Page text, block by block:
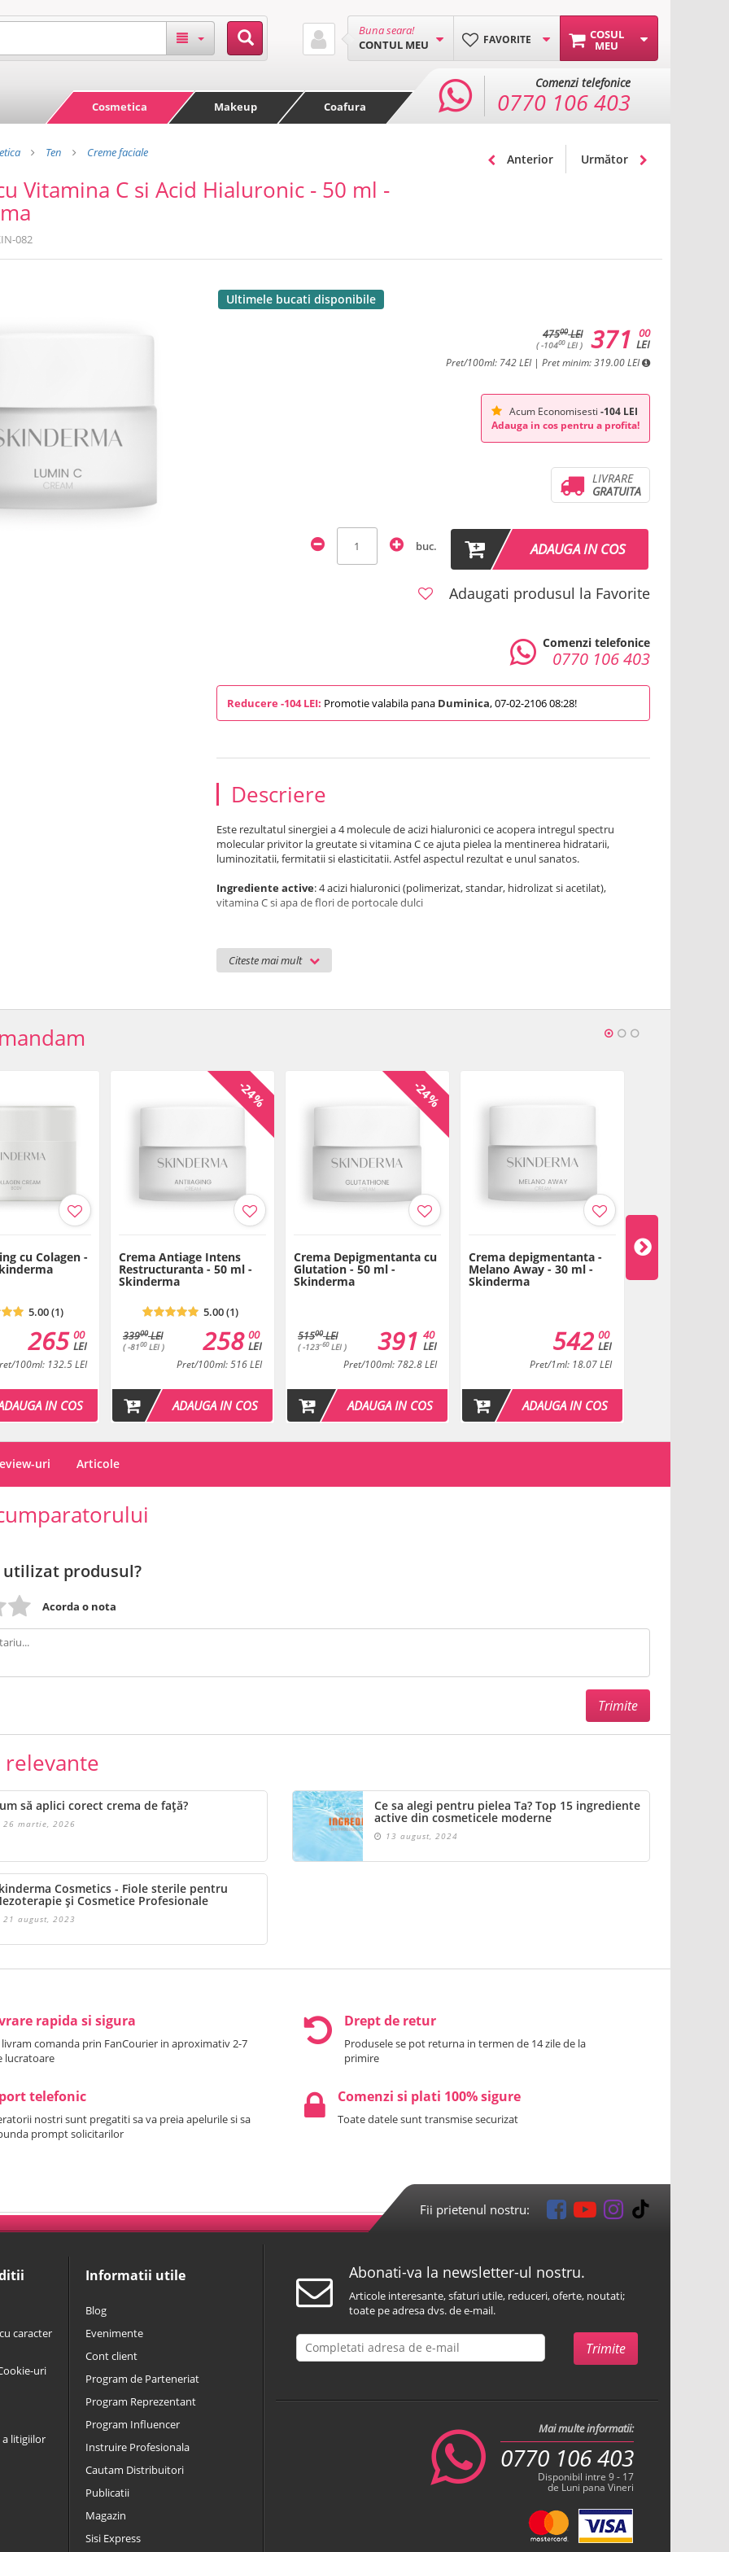
COSUL
MEU
FAVORITE
Buna seara!
CONTUL MEU
Cosmetica Makeup Coafura
Comenzi telefonice
0770 106 403
Ten Creme faciale
Vitamina C si Acid Hialuronic - 50 ml -
082
Anterior Următor
Ultimele bucati disponibile
47500LEI
( -10400LEI )
00
LEI
371
Pret/100ml: 742 LEI | Pret minim: 319.00 LEI
Acum Economisesti -104 LEI
Adauga in cos pentru a profita!
LIVRARE
GRATUITA
buc. ADAUGA IN COS
Adaugati produsul la Favorite
Comenzi telefonice
0770 106 403
Reducere -104 LEI: Promotie valabila pana Duminica, 07-02-2106 08:28!
Descriere
Citeste mai mult
Este rezultatul sinergiei a 4 molecule de acizi hialuronici ce acopera intregul spectru
molecular privitor la greutate si vitamina C ce ajuta pielea la mentinerea hidratarii,
luminozitatii, fermitatii si elasticitatii. Astfel aspectul rezultat e unul sanatos.
Ingrediente active: 4 acizi hialuronici (polimerizat, standar, hidrolizat si acetilat),
vitamina C si apa de flori de portocale dulci
elastic tenului.
Zone de aplicare: fata si gat.
Paraffinum Liquidum, Cetearyl Ethylhexanoate, Isopropyl Myristate, Persea Gratissima,
Hydrolyzed Glycosaminoglycans, Beta-Glucan, Cellulose, Polypropanediol-4, Acmella
Oleracea Extract, Cyclodextrin, Sodium Ascorbyl Phosphate, Pentylene Glycol, Sodium
Benzoate, Phenoxyethanol, Diazolidinyl Urea, Potassium Sorbate, Glycerin,
Triethanolamine, Acrylates/C10-30 Alkyl Acrylate Crosspolymer, Allantoin,
Ethylhexylglycerin, Parfum, Tocopherol, Beta-Sitosterol, Squalene, Hydroxyisoheyl 3-
Cyclohexene Carboxaldehyde, Hexyl Cinnamal, Hydroxycitronellal, Citronellol, Benzyl
Salicylate, Geraniol
Termen de valabilitate:vezi pe ambalaj
cu Colagen -
5.00 (1)
00
LEI
265
100ml: 132.5 LEI
IN COS
-24%
Crema Antiage Intens
Restructuranta - 50 ml -
Skinderma
5.00 (1)
33900LEI
( -8100LEI )
00
LEI
258
Pret/100ml: 516 LEI
ADAUGA IN COS
-24%
Crema Depigmentanta cu
Glutation - 50 ml -
Skinderma
51500LEI
( -123-60LEI )
40
LEI
391
Pret/100ml: 782.8 LEI
ADAUGA IN COS
Crema depigmentanta -
Melano Away - 30 ml -
Skinderma
00
LEI
542
Pret/1ml: 18.07 LEI
ADAUGA IN COS
Crema
uri Articole
produsul?
Acorda o nota
să aplici corect crema de față?
26 martie, 2026
Ce sa alegi pentru pielea Ta? Top 15 ingrediente
active din cosmeticele moderne
13 august, 2024
Cosmetics - Fiole sterile pentru
și Cosmetice Profesionale
21 august, 2023
rapida si sigura
livram comanda prin FanCourier in aproximativ 2-7
lucratoare
Drept de retur
Produsele se pot returna in termen de 14 zile de la
primire
telefonic
nostri sunt pregatiti sa va preia apelurile si sa
prompt solicitarilor
Comenzi si plati 100% sigure
Toate datele sunt transmise securizat
Fii prietenul nostru:
caracter
uri
litigiilor
Informatii utile
Blog
Evenimente
Cont client
Program de Parteneriat
Program Reprezentant
Program Influencer
Instruire Profesionala
Cautam Distribuitori
Publicatii
Magazin
Sisi Express
Abonati-va la newsletter-ul nostru.
Articole interesante, sfaturi utile, reduceri, oferte, noutati;
toate pe adresa dvs. de e-mail.
Mai multe informatii:
0770 106 403
Disponibil intre 9 - 17
de Luni pana Vineri